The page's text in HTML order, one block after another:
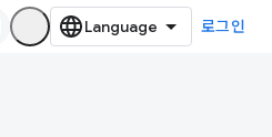
로그인